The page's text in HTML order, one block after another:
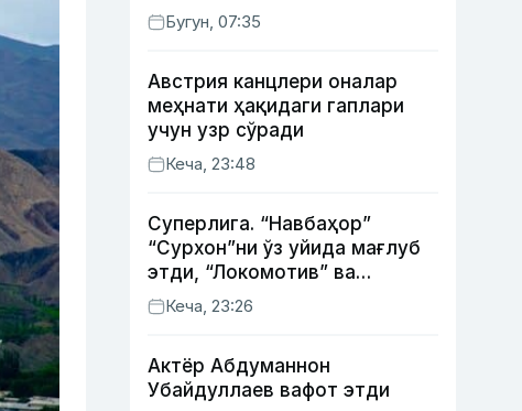
бермоқчи” — Литва мудофаа
вазири
Бугун, 07:35
Австрия канцлери оналар
меҳнати ҳақидаги гаплари
учун узр сўради
Кеча, 23:48
Суперлига. “Навбаҳор”
“Сурхон”ни ўз уйида мағлуб
этди, “Локомотив” ва
“Хоразм” уйда ғалаба
қозонди
Кеча, 23:26
Актёр Абду­маннон
Убайдуллаев вафот этди